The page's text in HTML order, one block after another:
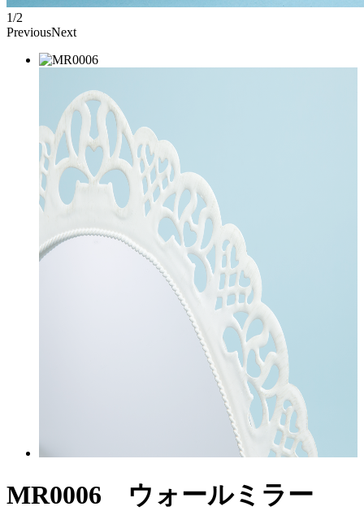
1/2
PreviousNext
MR0006 ウォールミラー